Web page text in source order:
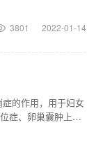
3801 2022-01-14
的作用，用于妇女
症、卵巢囊肿上述